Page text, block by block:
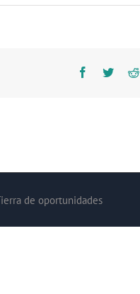
Facebook
Twitter
de oportunidades